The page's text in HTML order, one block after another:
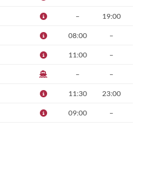
– 19:00
08:00 –
11:00 –
– –
11:30 23:00
09:00 –